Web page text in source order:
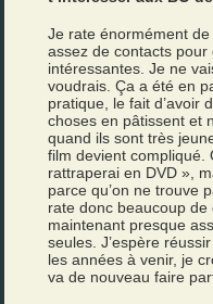
Je rate énormément
assez de contacts pour
intéressantes. Je ne
voudrais. Ça a été en
pratique, le fait d’avoir
choses en pâtissent et
quand ils sont très
film devient compliqué.
rattraperai en DVD »,
parce qu’on ne trouve
rate donc beaucoup
maintenant presque
seules. J’espère
les années à venir, je
va de nouveau faire